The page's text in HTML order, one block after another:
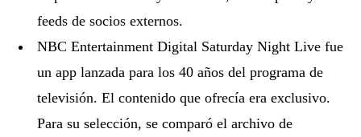
feeds de socios externos.
NBC Entertainment Digital Saturday Night Live fue
un app lanzada para los 40 años del programa de
televisión. El contenido que ofrecía era exclusivo.
Para su selección, se comparó el archivo de